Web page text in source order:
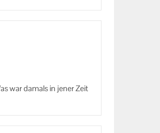
war da­mals in jener Zeit